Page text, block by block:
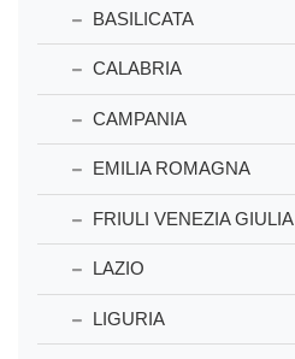
BASILICATA
CALABRIA
CAMPANIA
EMILIA ROMAGNA
FRIULI VENEZIA GIULIA
LAZIO
LIGURIA